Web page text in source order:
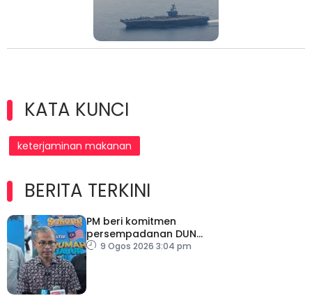
KATA KUNCI
keterjaminan makanan
BERITA TERKINI
PM beri komitmen
persempadanan DUN
Sarawak, minta laporan
9 Ogos 2026 3:04 pm